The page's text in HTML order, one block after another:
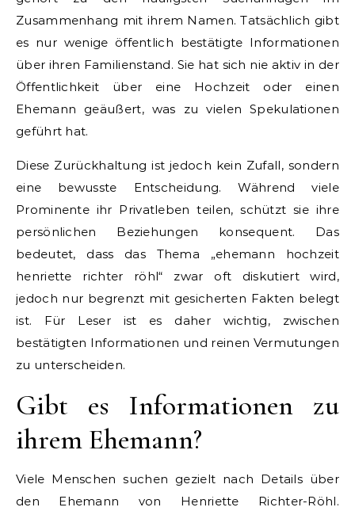
Zusammenhang mit ihrem Namen. Tatsächlich gibt
es nur wenige öffentlich bestätigte Informationen
über ihren Familienstand. Sie hat sich nie aktiv in der
Öffentlichkeit über eine Hochzeit oder einen
Ehemann geäußert, was zu vielen Spekulationen
geführt hat.
Diese Zurückhaltung ist jedoch kein Zufall, sondern
eine bewusste Entscheidung. Während viele
Prominente ihr Privatleben teilen, schützt sie ihre
persönlichen Beziehungen konsequent. Das
bedeutet, dass das Thema „ehemann hochzeit
henriette richter röhl“ zwar oft diskutiert wird,
jedoch nur begrenzt mit gesicherten Fakten belegt
ist. Für Leser ist es daher wichtig, zwischen
bestätigten Informationen und reinen Vermutungen
zu unterscheiden.
Gibt es Informationen zu
ihrem Ehemann?
Viele Menschen suchen gezielt nach Details über
den Ehemann von Henriette Richter-Röhl.